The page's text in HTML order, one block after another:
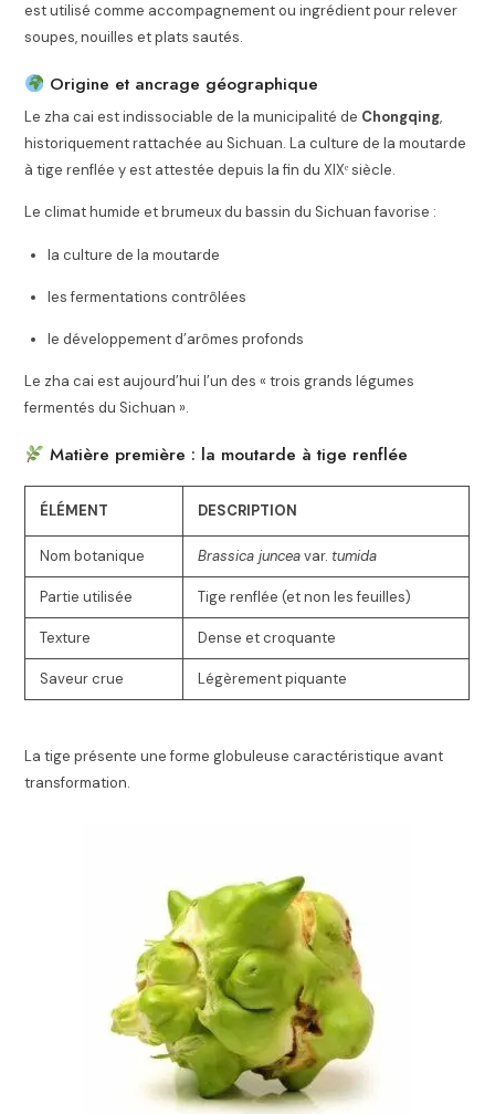
est utilisé comme accompagnement ou ingrédient pour relever
soupes, nouilles et plats sautés.
Origine et ancrage géographique
Le zha cai est indissociable de la municipalité de Chongqing,
historiquement rattachée au Sichuan. La culture de la moutarde
à tige renflée y est attestée depuis la fin du XIXᵉ siècle.
Le climat humide et brumeux du bassin du Sichuan favorise :
la culture de la moutarde
les fermentations contrôlées
le développement d’arômes profonds
Le zha cai est aujourd’hui l’un des « trois grands légumes
fermentés du Sichuan ».
Matière première : la moutarde à tige renflée
ÉLÉMENT DESCRIPTION
Nom botanique Brassica junceavar. tumida
Partie utilisée Tige renflée (et non les feuilles)
Texture Dense et croquante
Saveur crue Légèrement piquante
La tige présente une forme globuleuse caractéristique avant
transformation.